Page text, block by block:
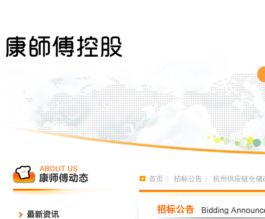
首页 〉 招标公告 〉 杭州供应链仓